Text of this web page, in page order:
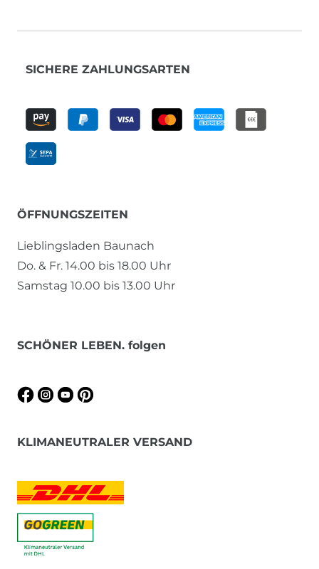
SICHERE ZAHLUNGSARTEN
ÖFFNUNGSZEITEN
Lieblingsladen Baunach
Do. & Fr. 14.00 bis 18.00 Uhr
Samstag 10.00 bis 13.00 Uhr
SCHÖNER LEBEN. folgen
KLIMANEUTRALER VERSAND